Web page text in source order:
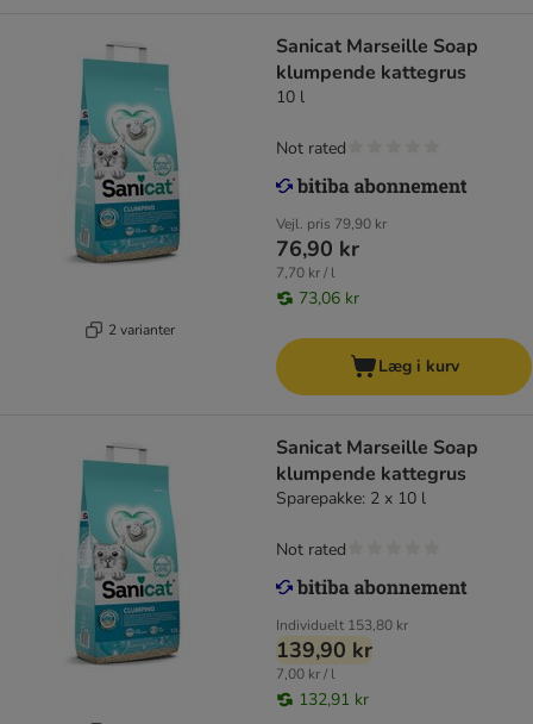
2 varianter
Sanicat Marseille Soap
klumpende kattegrus
10 l
Vejl. pris 79,90 kr
76,90 kr
7,70 kr / l
73,06 kr
Not rated
Læg i kurv
Sanicat Marseille Soap
klumpende kattegrus
Sparepakke: 2 x 10 l
Individuelt 153,80 kr
139,90 kr
7,00 kr / l
132,91 kr
Not rated